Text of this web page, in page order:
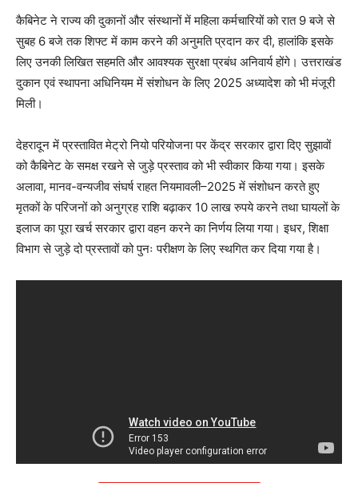
कैबिनेट ने राज्य की दुकानों और संस्थानों में महिला कर्मचारियों को रात 9 बजे से
सुबह 6 बजे तक शिफ्ट में काम करने की अनुमति प्रदान कर दी, हालांकि इसके
लिए उनकी लिखित सहमति और आवश्यक सुरक्षा प्रबंध अनिवार्य होंगे। उत्तराखंड
दुकान एवं स्थापना अधिनियम में संशोधन के लिए 2025 अध्यादेश को भी मंजूरी
मिली।
देहरादून में प्रस्तावित मेट्रो नियो परियोजना पर केंद्र सरकार द्वारा दिए सुझावों
को कैबिनेट के समक्ष रखने से जुड़े प्रस्ताव को भी स्वीकार किया गया। इसके
अलावा, मानव-वन्यजीव संघर्ष राहत नियमावली–2025 में संशोधन करते हुए
मृतकों के परिजनों को अनुग्रह राशि बढ़ाकर 10 लाख रुपये करने तथा घायलों के
इलाज का पूरा खर्च सरकार द्वारा वहन करने का निर्णय लिया गया। इधर, शिक्षा
विभाग से जुड़े दो प्रस्तावों को पुनः परीक्षण के लिए स्थगित कर दिया गया है।